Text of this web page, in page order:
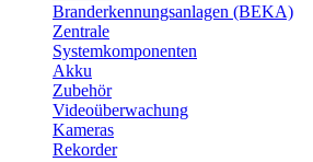
Branderkennungsanlagen (BEKA)
Zentrale
Systemkomponenten
Akku
Zubehör
Videoüberwachung
Kameras
Rekorder